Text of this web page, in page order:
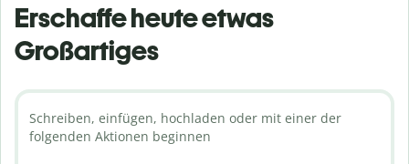
Erschaffe heute etwas
Großartiges
Schreiben, einfügen, hochladen oder mit einer der
folgenden Aktionen beginnen